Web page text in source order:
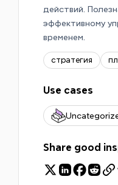
действий.
эффективному
временем.
стратегия
Use cases
Share good